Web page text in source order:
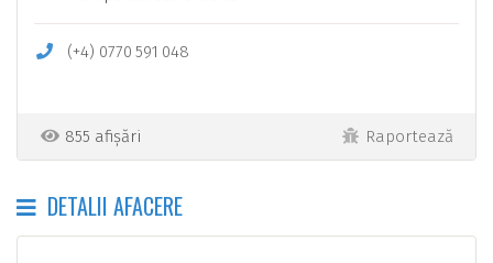
(+4) 0770 591 048
855 afișări Raportează
DETALII AFACERE